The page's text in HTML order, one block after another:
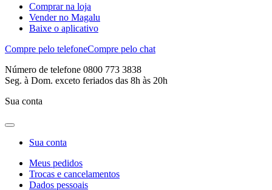
Comprar na loja
Vender no Magalu
Baixe o aplicativo
Compre pelo telefoneCompre pelo chat
Número de telefone 0800 773 3838
Seg. à Dom. exceto feriados das 8h às 20h
Sua conta
Sua conta
Meus pedidos
Trocas e cancelamentos
Dados pessoais